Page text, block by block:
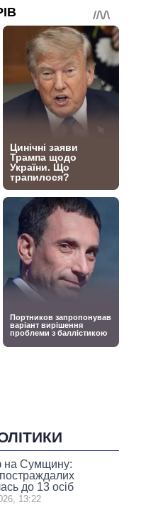
на Сумщину:
постраждалих
до 13 осіб
13:22